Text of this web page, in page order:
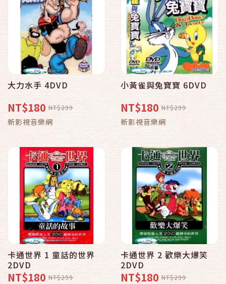
大力水手 4DVD
NT$180 NT$299
新影視音樂網
小黃雀與兔寶寶 6DVD
NT$180 NT$299
新影視音樂網
卡通世界 1 童話的世界
2DVD
NT$180 NT$299
卡通世界 2 歡樂大爆笑
2DVD
NT$180 NT$299